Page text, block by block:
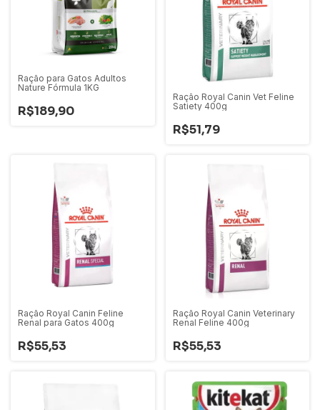
Ração para Gatos Adultos
Nature Fórmula 1KG
R$189,90
Ração Royal Canin Vet Feline
Satiety 400g
R$51,79
Ração Royal Canin Feline
Renal para Gatos 400g
R$55,53
Ração Royal Canin Veterinary
Renal Feline 400g
R$55,53